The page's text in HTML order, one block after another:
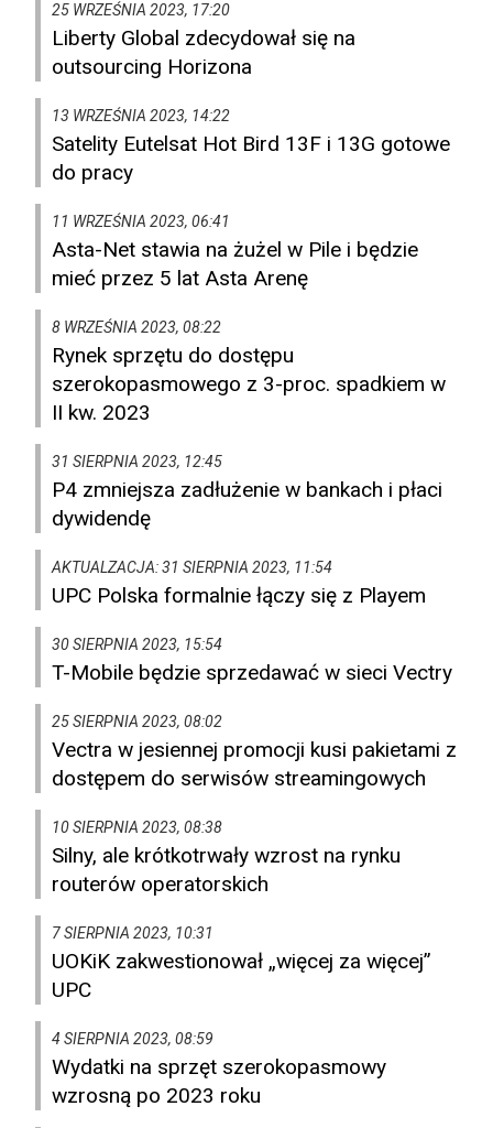
25 WRZEŚNIA 2023, 17:20
Liberty Global zdecydował się na
outsourcing Horizona
13 WRZEŚNIA 2023, 14:22
Satelity Eutelsat Hot Bird 13F i 13G gotowe
do pracy
11 WRZEŚNIA 2023, 06:41
Asta-Net stawia na żużel w Pile i będzie
mieć przez 5 lat Asta Arenę
8 WRZEŚNIA 2023, 08:22
Rynek sprzętu do dostępu
szerokopasmowego z 3-proc. spadkiem w
II kw. 2023
31 SIERPNIA 2023, 12:45
P4 zmniejsza zadłużenie w bankach i płaci
dywidendę
AKTUALZACJA: 31 SIERPNIA 2023, 11:54
UPC Polska formalnie łączy się z Playem
30 SIERPNIA 2023, 15:54
T-Mobile będzie sprzedawać w sieci Vectry
25 SIERPNIA 2023, 08:02
Vectra w jesiennej promocji kusi pakietami z
dostępem do serwisów streamingowych
10 SIERPNIA 2023, 08:38
Silny, ale krótkotrwały wzrost na rynku
routerów operatorskich
7 SIERPNIA 2023, 10:31
UOKiK zakwestionował „więcej za więcej”
UPC
4 SIERPNIA 2023, 08:59
Wydatki na sprzęt szerokopasmowy
wzrosną po 2023 roku